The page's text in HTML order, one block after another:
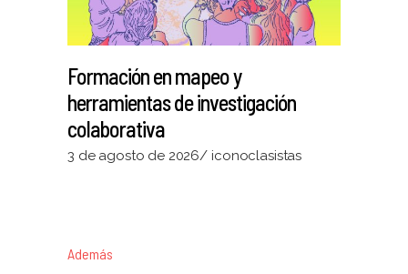
Formación en mapeo y
herramientas de investigación
colaborativa
3 de agosto de 2026 iconoclasistas
Además